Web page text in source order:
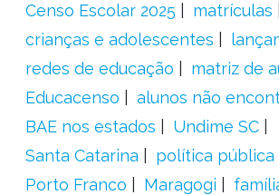
Censo Escolar 2025
matrículas
crianças e adolescentes
redes de educação
matriz de
Educacenso
alunos não
BAE nos estados
Undime SC
Santa Catarina
política pública
Porto Franco
Maragogi